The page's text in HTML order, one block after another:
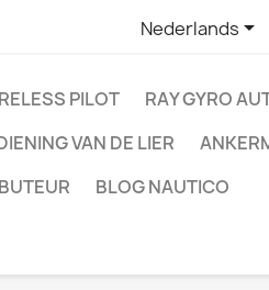
Nederlands
PILOT RAY GYRO
VAN DE LIER
BLOG NAUTICO